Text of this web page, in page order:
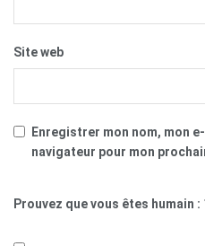
Site web
Enregistrer mon nom, mon
navigateur pour mon
Prouvez que vous êtes humain :